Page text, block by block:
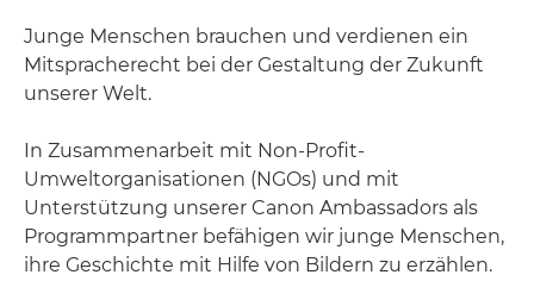
Junge Menschen brauchen und verdienen ein
Mitspracherecht bei der Gestaltung der Zukunft
unserer Welt.
In Zusammenarbeit mit Non-Profit-
Umweltorganisationen (NGOs) und mit
Unterstützung unserer Canon Ambassadors als
Programmpartner befähigen wir junge Menschen,
ihre Geschichte mit Hilfe von Bildern zu erzählen.